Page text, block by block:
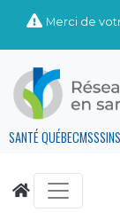
Merci de
SANTÉ QUÉBECMSSS